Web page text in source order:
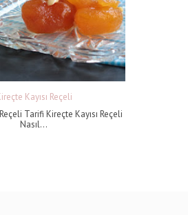
Kayısı Reçeli
Tarifi Kireçte Kayısı Reçeli
Nasıl...